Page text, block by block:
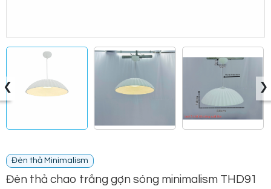
‹ ›
Đèn thả Minimalism
Đèn thả chao trắng gợn sóng minimalism THD91